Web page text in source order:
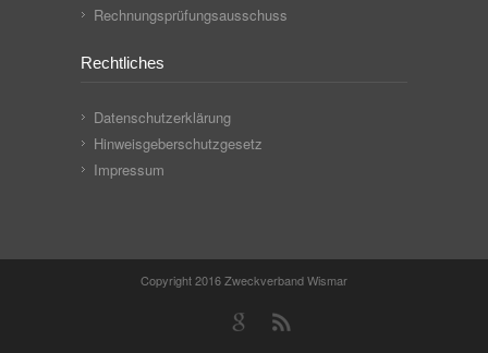
Rechnungsprüfungsausschuss
Rechtliches
Datenschutzerklärung
Hinweisgeberschutzgesetz
Impressum
Copyright 2016 Zweckverband Wismar